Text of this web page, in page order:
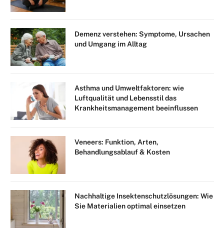
Demenz verstehen: Symptome, Ursachen
und Umgang im Alltag
Asthma und Umweltfaktoren: wie
Luftqualität und Lebensstil das
Krankheitsmanagement beeinflussen
Veneers: Funktion, Arten,
Behandlungsablauf & Kosten
Nachhaltige Insektenschutzlösungen: Wie
Sie Materialien optimal einsetzen